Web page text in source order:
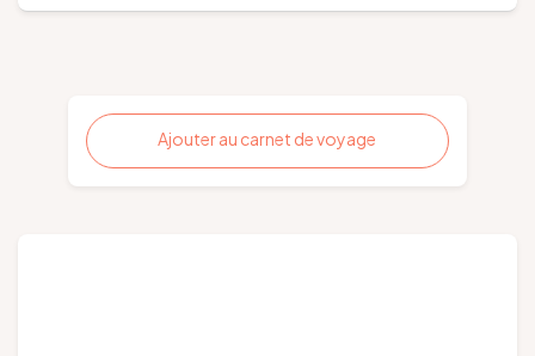
Ajouter au carnet de voyage